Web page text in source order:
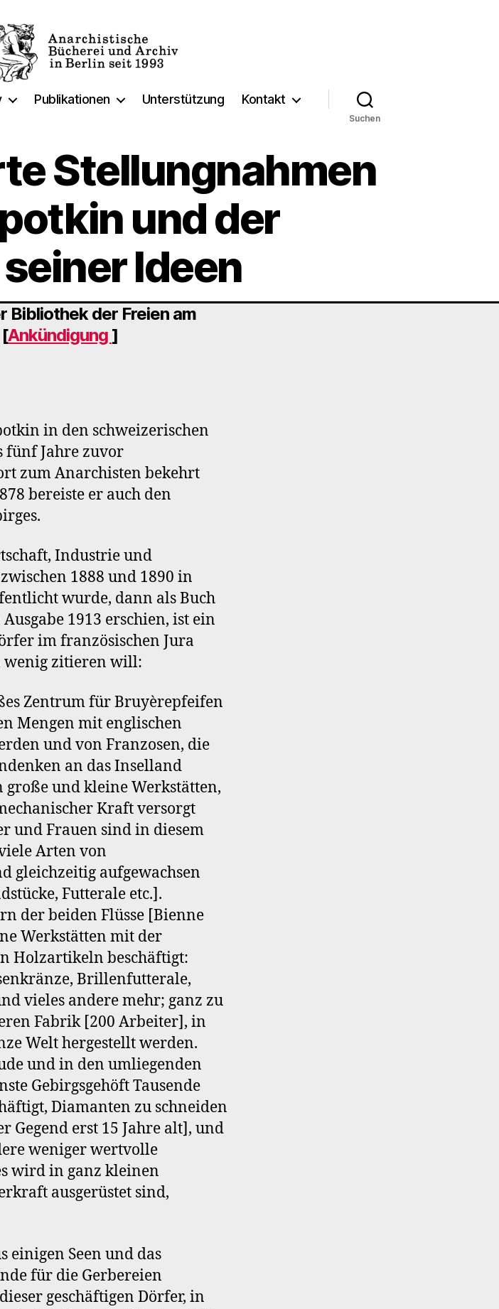
Publikationen Unterstützung Kontakt
Suchen
Stellungnahmen
und der
Ideen
Bibliothek der Freien am
Ankündigung ]
in den schweizerischen
fünf Jahre zuvor
zum Anarchisten bekehrt
bereiste er auch den
Industrie und
1888 und 1890 in
wurde, dann als Buch
1913 erschien, ist ein
im französischen Jura
wenig zitieren will:
Zentrum für Bruyèrepfeifen
Mengen mit englischen
und von Franzosen, die
an das Inselland
große und kleine Werkstätten,
Kraft versorgt
und Frauen sind in diesem
Arten von
gleichzeitig aufgewachsen
Futterale etc.].
der beiden Flüsse [Bienne
Werkstätten mit der
Holzartikeln beschäftigt:
Brillenfutterale,
vieles andere mehr; ganz zu
Fabrik [200 Arbeiter], in
Welt hergestellt werden.
und in den umliegenden
Gebirgsgehöft Tausende
Diamanten zu schneiden
Gegend erst 15 Jahre alt], und
weniger wertvolle
wird in ganz kleinen
ausgerüstet sind,
einigen Seen und das
für die Gerbereien
geschäftigen Dörfer, in